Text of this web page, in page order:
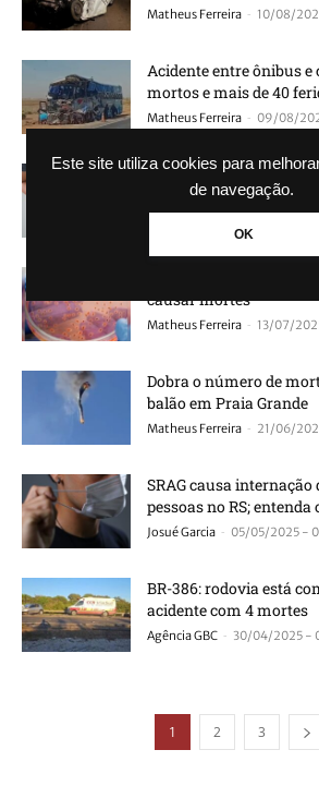
Este site utiliza cookies para
de navegação.
OK
Matheus Ferreira - 10/08/
Acidente entre ônibus e
mortos e mais de 40
Matheus Ferreira - 09/08/
Estes são os sinais mais
de cólon e você nem sabia
causar mortes
Matheus Ferreira - 13/07/
Dobra o número de
balão em Praia Grande
Matheus Ferreira - 21/06/
SRAG causa internação
pessoas no RS; entenda
Josué Garcia - 05/05/2025 -
BR-386: rodovia está
acidente com 4 mortes
Agência GBC - 30/04/2025 -
1 2 3